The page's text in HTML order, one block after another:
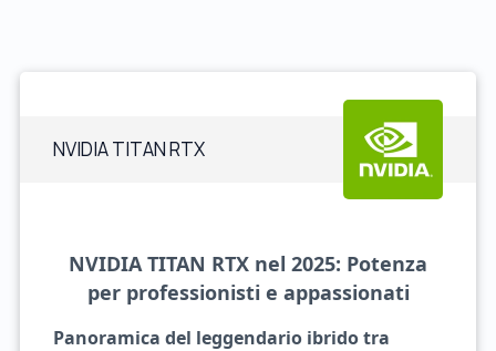
NVIDIA TITAN RTX
NVIDIA TITAN RTX nel 2025: Potenza
per professionisti e appassionati
Panoramica del leggendario ibrido tra